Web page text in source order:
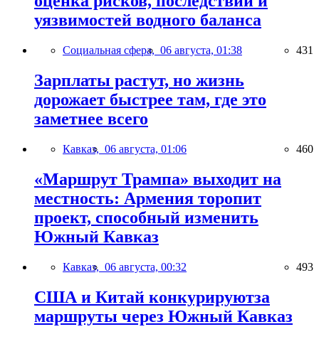
уязвимостей водного баланса
Социальная сфера, 06 августа, 01:38 431
Зарплаты растут, но жизнь
дорожает быстрее там, где это
заметнее всего
Кавказ, 06 августа, 01:06 460
«Маршрут Трампа» выходит на
местность: Армения торопит
проект, способный изменить
Южный Кавказ
Кавказ, 06 августа, 00:32 493
США и Китай конкурируютза
маршруты через Южный Кавказ